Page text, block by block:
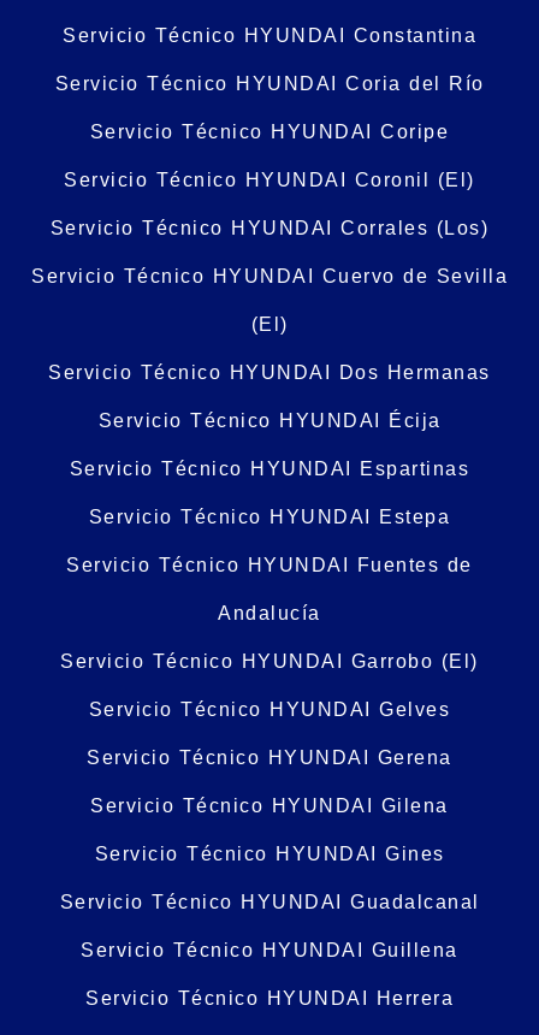
Servicio Técnico HYUNDAI Constantina
Servicio Técnico HYUNDAI Coria del Río
Servicio Técnico HYUNDAI Coripe
Servicio Técnico HYUNDAI Coronil (El)
Servicio Técnico HYUNDAI Corrales (Los)
Servicio Técnico HYUNDAI Cuervo de Sevilla
(El)
Servicio Técnico HYUNDAI Dos Hermanas
Servicio Técnico HYUNDAI Écija
Servicio Técnico HYUNDAI Espartinas
Servicio Técnico HYUNDAI Estepa
Servicio Técnico HYUNDAI Fuentes de
Andalucía
Servicio Técnico HYUNDAI Garrobo (El)
Servicio Técnico HYUNDAI Gelves
Servicio Técnico HYUNDAI Gerena
Servicio Técnico HYUNDAI Gilena
Servicio Técnico HYUNDAI Gines
Servicio Técnico HYUNDAI Guadalcanal
Servicio Técnico HYUNDAI Guillena
Servicio Técnico HYUNDAI Herrera